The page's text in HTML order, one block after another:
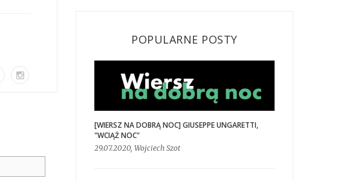
POPULARNE POSTY
[WIERSZ NA DOBRĄ NOC] GIUSEPPE UNGARETTI,
"WCIĄŻ NOC"
29.07.2020, Wojciech Szot